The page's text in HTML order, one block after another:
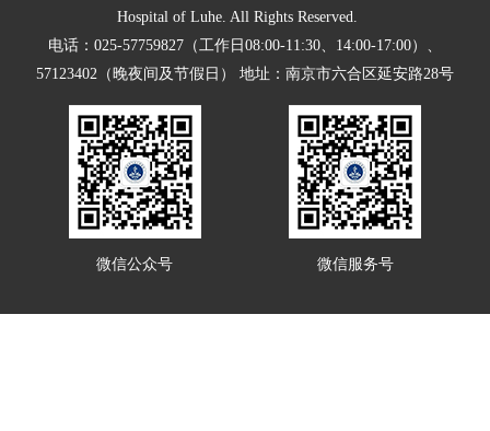
Hospital of Luhe. All Rights Reserved.
电话：025-57759827（工作日08:00-11:30、14:00-17:00）、
57123402（晚夜间及节假日） 地址：南京市六合区延安路28号
微信公众号 微信服务号